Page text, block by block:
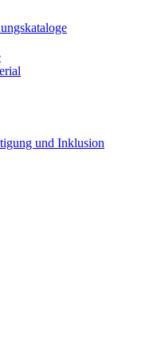
und Inklusion